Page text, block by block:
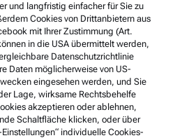
und langfristig einfacher für Sie zu
Cookies von Drittanbietern aus
mit Ihrer Zustimmung (Art.
in die USA übermittelt werden,
Datenschutzrichtlinie
Daten möglicherweise von US-
eingesehen werden, und Sie
Lage, wirksame Rechtsbehelfe
akzeptieren oder ablehnen,
Schaltfläche klicken, oder über
individuelle Cookies-